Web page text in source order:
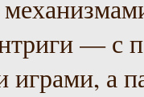
— с
играми, а